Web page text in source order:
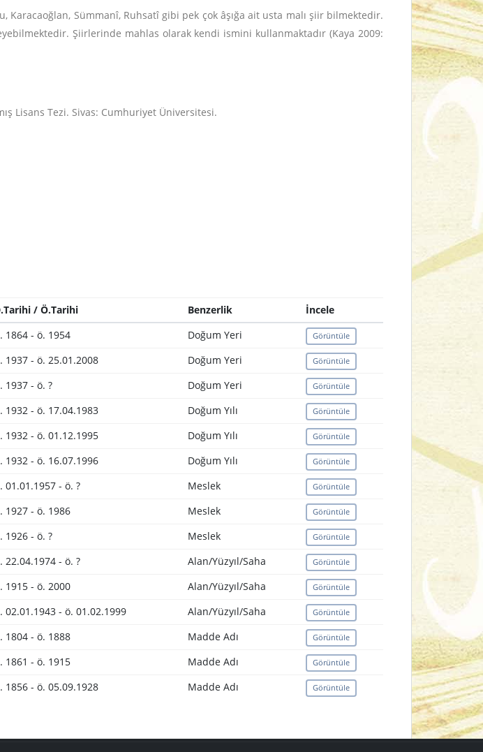
Sümmanî, Ruhsatî gibi pek çok âşığa ait usta malı şiir bilmektedir.
Şiirlerinde mahlas olarak kendi ismini kullanmaktadır (Kaya 2009:
Lisans Tezi. Sivas: Cumhuriyet Üniversitesi.
/ Ö.Tarihi Benzerlik
İncele
1864 - ö. 1954 Doğum Yeri Görüntüle
1937 - ö. 25.01.2008 Doğum Yeri Görüntüle
1937 - ö. ? Doğum Yeri Görüntüle
1932 - ö. 17.04.1983 Doğum Yılı Görüntüle
1932 - ö. 01.12.1995 Doğum Yılı Görüntüle
1932 - ö. 16.07.1996 Doğum Yılı Görüntüle
01.01.1957 - ö. ? Meslek Görüntüle
1927 - ö. 1986 Meslek Görüntüle
1926 - ö. ? Meslek Görüntüle
22.04.1974 - ö. ? Alan/Yüzyıl/Saha Görüntüle
1915 - ö. 2000 Alan/Yüzyıl/Saha Görüntüle
02.01.1943 - ö. 01.02.1999 Alan/Yüzyıl/Saha Görüntüle
1804 - ö. 1888 Madde Adı Görüntüle
1861 - ö. 1915 Madde Adı Görüntüle
1856 - ö. 05.09.1928 Madde Adı Görüntüle